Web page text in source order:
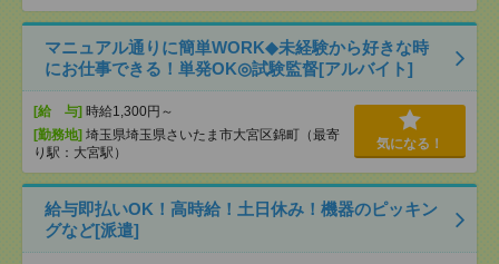
マニュアル通りに簡単WORK◆未経験から好きな時
にお仕事できる！単発OK◎試験監督[アルバイト]
[給 与] 時給1,300円～
[勤務地] 埼玉県埼玉県さいたま市大宮区錦町（最寄
り駅：大宮駅）
気になる！
給与即払いOK！高時給！土日休み！機器のピッキン
グなど[派遣]